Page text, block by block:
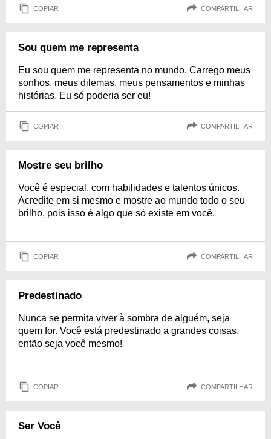
COPIAR COMPARTILHAR
Sou quem me representa
Eu sou quem me representa no mundo. Carrego meus
sonhos, meus dilemas, meus pensamentos e minhas
histórias. Eu só poderia ser eu!
COPIAR COMPARTILHAR
Mostre seu brilho
Você é especial, com habilidades e talentos únicos.
Acredite em si mesmo e mostre ao mundo todo o seu
brilho, pois isso é algo que só existe em você.
COPIAR COMPARTILHAR
Predestinado
Nunca se permita viver à sombra de alguém, seja
quem for. Você está predestinado a grandes coisas,
então seja você mesmo!
COPIAR COMPARTILHAR
Ser Você